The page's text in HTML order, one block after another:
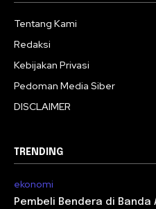
Tentang Kami
Redaksi
Kebijakan Privasi
Pedoman Media Siber
DISCLAIMER
TRENDING
ekonomi
Pembeli Bendera di